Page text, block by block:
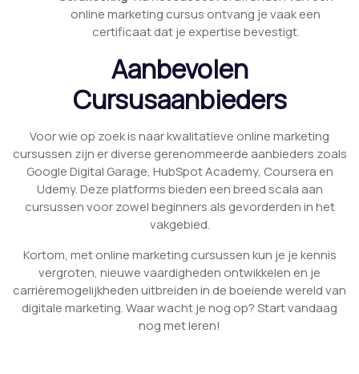
online marketing cursus ontvang je vaak een
certificaat dat je expertise bevestigt.
Aanbevolen
Cursusaanbieders
Voor wie op zoek is naar kwalitatieve online marketing
cursussen zijn er diverse gerenommeerde aanbieders zoals
Google Digital Garage, HubSpot Academy, Coursera en
Udemy. Deze platforms bieden een breed scala aan
cursussen voor zowel beginners als gevorderden in het
vakgebied.
Kortom, met online marketing cursussen kun je je kennis
vergroten, nieuwe vaardigheden ontwikkelen en je
carrièremogelijkheden uitbreiden in de boeiende wereld van
digitale marketing. Waar wacht je nog op? Start vandaag
nog met leren!